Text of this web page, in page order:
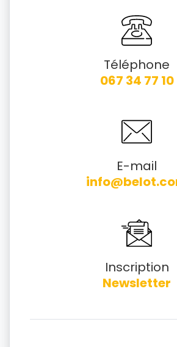
Téléphone
067 34 77 10
E-mail
Inscription
Newsletter